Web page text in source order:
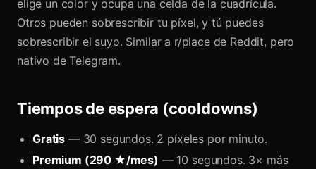
elige un color y ocupa una celda de la cuadrícula.
Otros pueden sobrescribir tu píxel, y tú puedes
sobrescribir el suyo. Similar a r/place de Reddit, pero
nativo de Telegram.
Tiempos de espera (cooldowns)
Gratis — 30 segundos. 2 píxeles por minuto.
Premium (290 ★/mes) — 10 segundos. 3× más